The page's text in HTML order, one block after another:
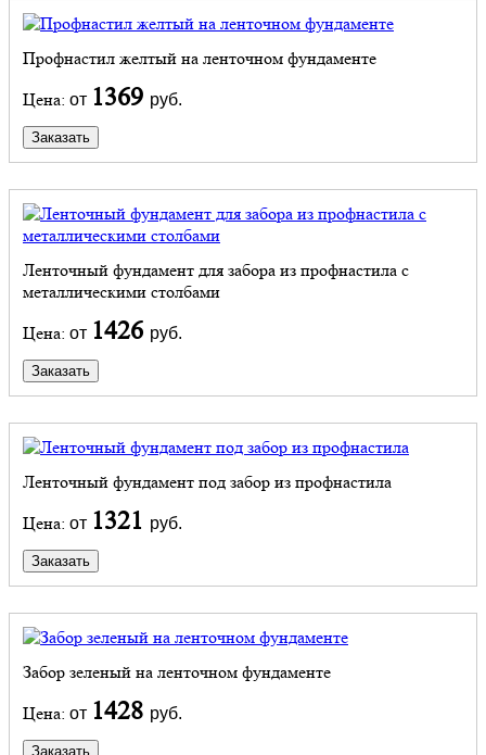
Профнастил желтый на ленточном фундаменте
Цена: от 1369 руб.
Заказать
Ленточный фундамент для забора из профнастила с
металлическими столбами
Цена: от 1426 руб.
Заказать
Ленточный фундамент под забор из профнастила
Цена: от 1321 руб.
Заказать
Забор зеленый на ленточном фундаменте
Цена: от 1428 руб.
Заказать